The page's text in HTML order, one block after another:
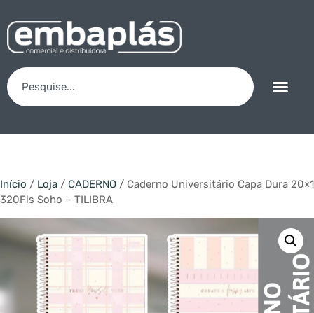
Início / Loja / CADERNO / Caderno Universitário Capa Dura 20×1
320Fls Soho – TILIBRA